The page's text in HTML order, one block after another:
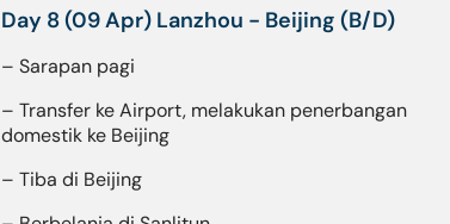
Day 8 (09 Apr) Lanzhou - Beijing (B/D)
– Sarapan pagi
– Transfer ke Airport, melakukan penerbangan
domestik ke Beijing
– Tiba di Beijing